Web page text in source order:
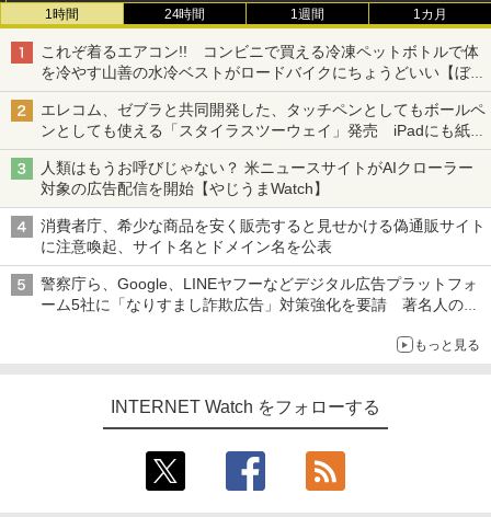
1時間 24時間 1週間 1カ月
これぞ着るエアコン!! コンビニで買える冷凍ペットボトルで体
を冷やす山善の水冷ベストがロードバイクにちょうどいい【ぼっ
ち・ざ・ろーど！その14】【空いた時間でなにしてる？】
エレコム、ゼブラと共同開発した、タッチペンとしてもボールペ
ンとしても使える「スタイラスツーウェイ」発売 iPadにも紙に
も、持ち替えずに書き込める
人類はもうお呼びじゃない？ 米ニュースサイトがAIクローラー
対象の広告配信を開始【やじうまWatch】
消費者庁、希少な商品を安く販売すると見せかける偽通販サイト
に注意喚起、サイト名とドメイン名を公表
警察庁ら、Google、LINEヤフーなどデジタル広告プラットフォ
ーム5社に「なりすまし詐欺広告」対策強化を要請 著名人の写
もっと見る
INTERNET Watch をフォローする